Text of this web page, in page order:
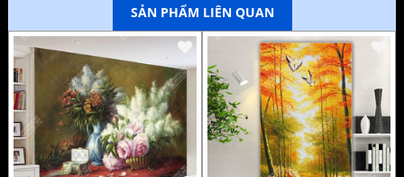
SẢN PHẨM LIÊN QUAN